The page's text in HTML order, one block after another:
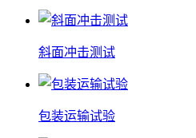
斜面冲击测试
包装运输试验